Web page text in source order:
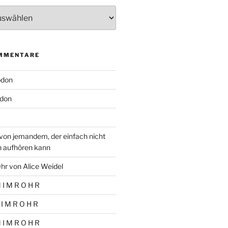
jemandem, der einfach nicht
aufhören kann
von Alice Weidel
I M R O H R
M R O H R
I M R O H R